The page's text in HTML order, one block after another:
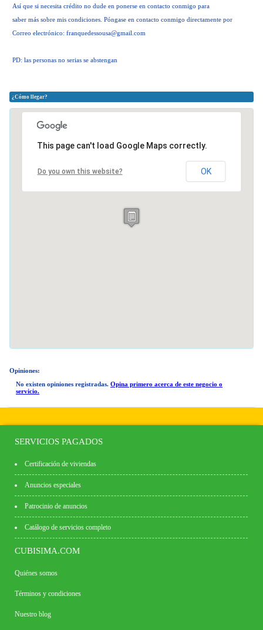
Así que si necesita crédito no dude en ponerse en contacto conmigo para
saber más sobre mis condiciones. Póngase en contacto conmigo directamente por
Correo electrónico: franquedessousa@gmail.com
PD: las personas no serias se abstengan
¿Cómo llegar?
This page can't load Google Maps correctly.
Do you own this website? OK
Opiniones:
No existen opiniones registradas. Opina primero acerca de este negocio o
servicio.
SERVICIOS PAGADOS
Certificación de viviendas
Anuncios especiales
Patrocinio de anuncios
Catálogo de servicios completo
CUBISIMA.COM
Quiénes somos
Términos y condiciones
Nuestro blog